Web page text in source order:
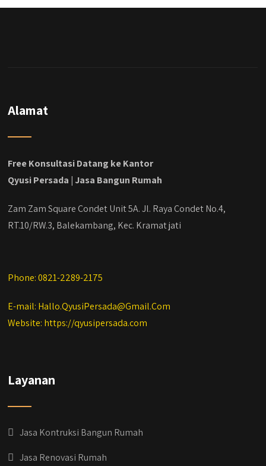
dengan budget 400an, kira kira gimana ya
#kontraktorbekasi #kontraktorinteriorjakarta
#kontraktorbangunanjabodetabek
#jasabangunrumahjabodetabek
Alamat
Free Konsultasi Datang ke Kantor
Qyusi Persada | Jasa Bangun Rumah
Zam Zam Square Condet Unit 5A. Jl. Raya Condet No.4,
RT.10/RW.3, Balekambang, Kec. Kramat jati
Phone: 0821-2289-2175
E-mail: Hallo.QyusiPersada@Gmail.Com
Website: https://qyusipersada.com
Layanan
Jasa Kontruksi Bangun Rumah
Jasa Renovasi Rumah